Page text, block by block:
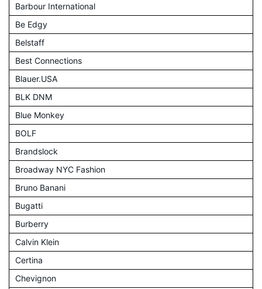
Barbour International
Be Edgy
Belstaff
Best Connections
Blauer.USA
BLK DNM
Blue Monkey
BOLF
Brandslock
Broadway NYC Fashion
Bruno Banani
Bugatti
Burberry
Calvin Klein
Certina
Chevignon